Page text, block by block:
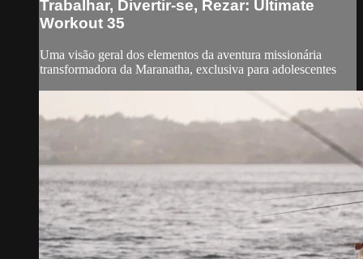
Trabalhar, Divertir-se, Rezar: Ultimate
Workout 35
Uma visão geral dos elementos da aventura missionária
transformadora da Maranatha, exclusiva para adolescentes